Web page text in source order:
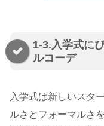
1-3.入学式に
ルコーデ
入学式は新しいスタ
ルさとフォーマルさ